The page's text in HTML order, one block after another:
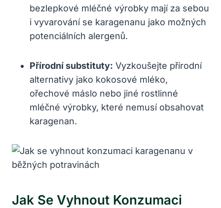
bezlepkové mléčné výrobky mají za sebou
i vyvarování se karagenanu jako možných
potenciálních alergenů.
Přírodní substituty: Vyzkoušejte přírodní
alternativy jako kokosové mléko,
ořechové máslo nebo jiné rostlinné
mléčné výrobky, které nemusí obsahovat
karagenan.
Jak Se Vyhnout Konzumaci